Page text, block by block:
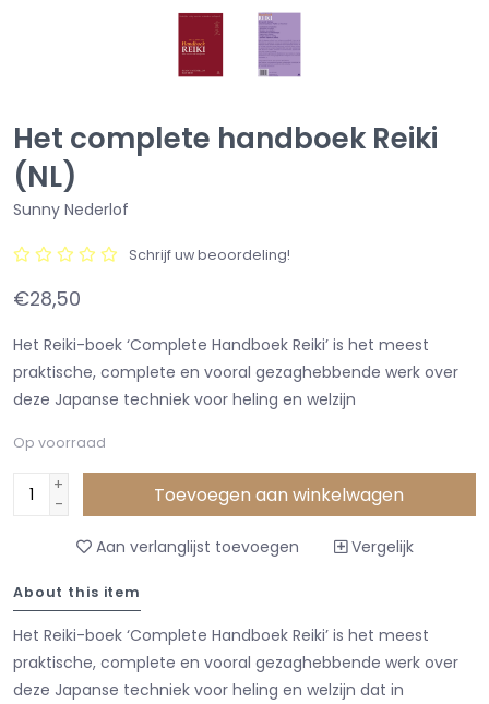
Het complete handboek Reiki
(NL)
Sunny Nederlof
Schrijf uw beoordeling!
€28,50
Het Reiki-boek ‘Complete Handboek Reiki’ is het meest
praktische, complete en vooral gezaghebbende werk over
deze Japanse techniek voor heling en welzijn
Op voorraad
+
-
Toevoegen aan winkelwagen
Aan verlanglijst toevoegen Vergelijk
About this item
Het Reiki-boek ‘Complete Handboek Reiki’ is het meest
praktische, complete en vooral gezaghebbende werk over
deze Japanse techniek voor heling en welzijn dat in